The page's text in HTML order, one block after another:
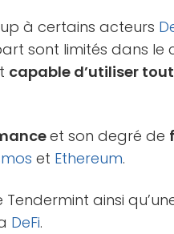
à certains acteurs
sont limités dans le
capable d’utiliser
et son degré de
et Ethereum.
Tendermint ainsi
DeFi.